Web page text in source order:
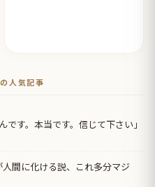
人気記事
す。本当です。信じて下さい」
人間に化ける説、これ多分マジ